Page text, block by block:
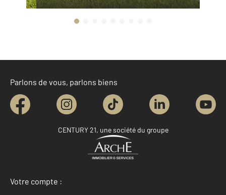
Parlons de vous, parlons biens
CENTURY 21, une société du groupe
Votre compte :